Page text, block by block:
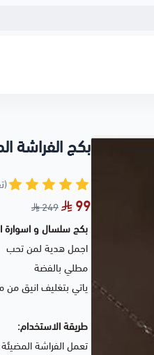
بكج الفراشة
99
249
بكج سلسال و اسوارة
اجمل هدية لمن تحب
مطلي بالفضة
ياتي بتغليف انيق من
طريقة الاستخدام:
تعمل الفراشة